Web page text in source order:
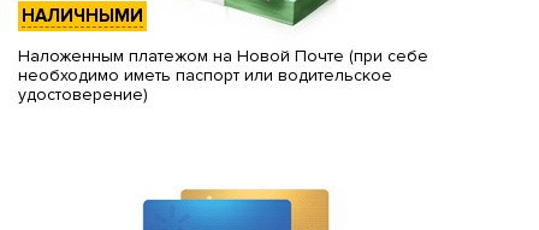
НАЛИЧНЫМИ
Наложенным платежом на Новой Почте (при себе
необходимо иметь паспорт или водительское
удостоверение)